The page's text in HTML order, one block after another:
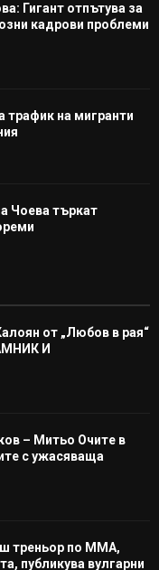
Гигант отпътува за
кадрови проблеми
трафик на мигранти
Чоева търкат
от „Любов в рая“
И
– Митьо Очите в
с ужасяваща
треньор по ММА,
публикува вулгарни